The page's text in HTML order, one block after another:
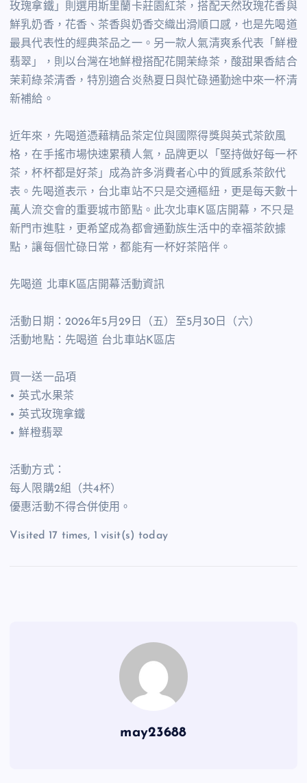
玫瑰拿鐵」則選用斯里蘭卡莊園紅茶，搭配天然玫瑰花香與
鮮乳奶香，花香、茶香與奶香交織出滑順口感，也是先喝道
最具代表性的經典茶品之一。 另一款人氣清爽系代表「鮮橙
翡翠」，則以台灣在地鮮橙搭配花開茉綠茶，酸甜果香結合
茉莉綠茶清香，特別適合炎熱夏日與忙碌通勤途中來一杯清
新補給。
近年來，先喝道憑藉精品茶定位與國際得獎與英式茶飲風
格，在手搖市場快速累積人氣，品牌更以「堅持做好每一杯
茶，杯杯都是好茶」成為許多消費者心中的質感系茶飲代
表。先喝道表示，台北車站不只是交通樞紐，更是每天數十
萬人流交會的重要城市節點。此次北車K區店開幕，不只是
新門市進駐，更希望成為都會通勤族生活中的幸福茶飲據
點，讓每個忙碌日常，都能有一杯好茶陪伴。
先喝道 北車K區店開幕活動資訊
活動日期：2026年5月29日（五）至5月30日（六）
活動地點：先喝道 台北車站K區店
買一送一品項
• 英式水果茶
• 英式玫瑰拿鐵
• 鮮橙翡翠
活動方式：
每人限購2組（共4杯）
優惠活動不得合併使用。
Visited 17 times, 1 visit(s) today
may23688